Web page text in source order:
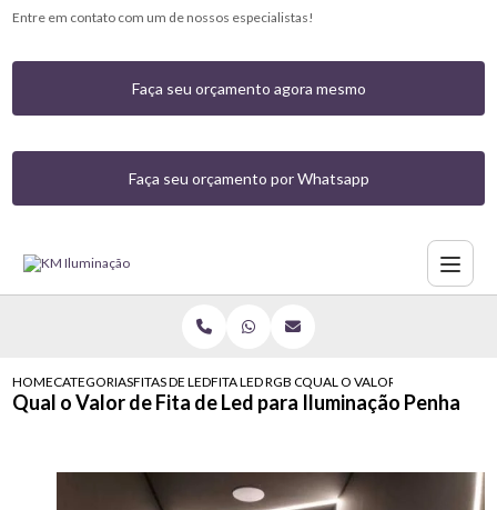
Entre em contato com um de nossos especialistas!
Faça seu orçamento agora mesmo
Faça seu orçamento por Whatsapp
HOMECATEGORIASFITAS DE LEDFITA LED RGB COM CONTROLE
QUAL O VALOR DE FITA DE
Qual o Valor de Fita de Led para Iluminação Penha